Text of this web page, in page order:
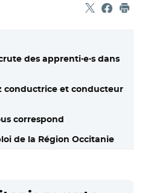
Partager
- Nouvelle
-
des apprenti·e·s dans
conductrice et conducteur
correspond
de la Région Occitanie